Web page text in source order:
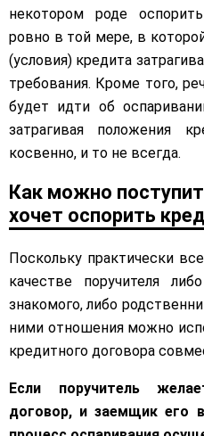
некотором роде
ровно в той мере, в
(условия) кредита
требования. Кроме того,
будет идти об
затрагивая положения
косвенно, и то не всегда.
Как можно
хочет оспорить
Поскольку практически
качестве поручителя
знакомого, либо
ними отношения можно
кредитного договора
Если поручитель
договор, и заемщик его